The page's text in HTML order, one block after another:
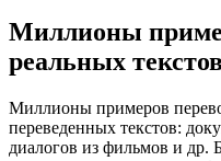
Миллионы
реальных
Миллионы примеров
переведенных текстов:
диалогов из фильмов и др.